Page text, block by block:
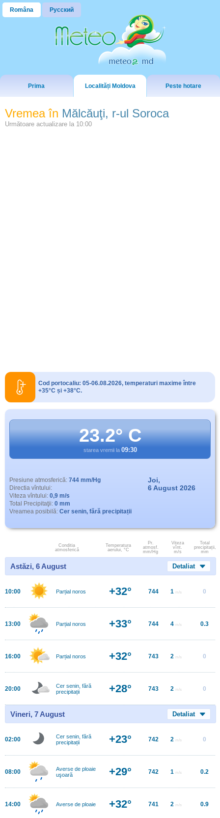
Româna Русский
Prima Localități Moldova Peste hotare
Vremea în Mălcăuţi, r-ul Soroca
Următoare actualizare la 10:00
Cod portocaliu: 05-06.08.2026, temperaturi maxime între
+35°C și +38°C.
23.2° C
starea vremii la 09:30
Presiune atmosferică: 744 mm/Hg
Directia vîntului:
Viteza vîntului: 0,9 m/s
Total Precipitaţii: 0 mm
Vreamea posibilă: Cer senin, fără precipitații
Joi,
6 August 2026
Conditia
atmosferică
Temperatura
aerului, °C
Pr.
atmosf.
mm/Hg
Viteza
vînt.
m/s
Total
precipitații,
mm
Astăzi, 6 August Detaliat
10:00 Parțial noros +32° 744 1 m/s 0
13:00 Parțial noros +33° 744 4 m/s 0.3
16:00 Parțial noros +32° 743 2 m/s 0
20:00
Cer senin, fără
precipitații
+28° 743 2 m/s 0
Vineri, 7 August Detaliat
02:00
Cer senin, fără
precipitații
+23° 742 2 m/s 0
08:00
Averse de ploaie
uşoară
+29° 742 1 m/s 0.2
14:00 Averse de ploaie +32° 741 2 m/s 0.9